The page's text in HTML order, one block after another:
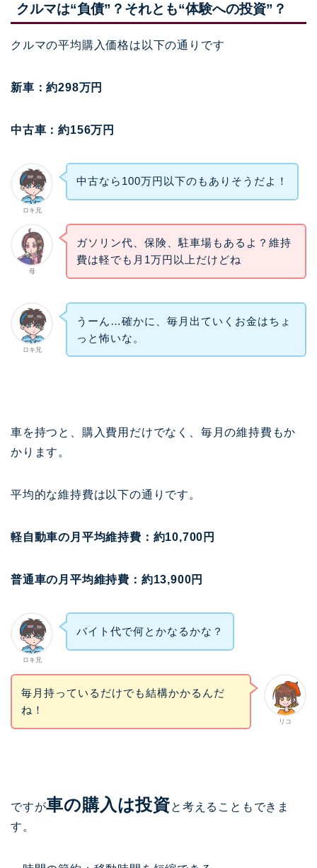
クルマは“負債”？それとも“体験への投資”？
クルマの平均購入価格は以下の通りです
新車：約298万円
中古車：約156万円
ロキ兄
中古なら100万円以下のもありそうだよ！
母
ガソリン代、保険、駐車場もあるよ？維持
費は軽でも月1万円以上だけどね
ロキ兄
うーん…確かに、毎月出ていくお金はちょ
っと怖いな。
車を持つと、購入費用だけでなく、毎月の維持費もか
かります。
平均的な維持費は以下の通りです。
軽自動車の月平均維持費：約10,700円
普通車の月平均維持費：約13,900円
ロキ兄
バイト代で何とかなるかな？
リコ
毎月持っているだけでも結構かかるんだ
ね！
ですが車の購入は投資と考えることもできま
す。